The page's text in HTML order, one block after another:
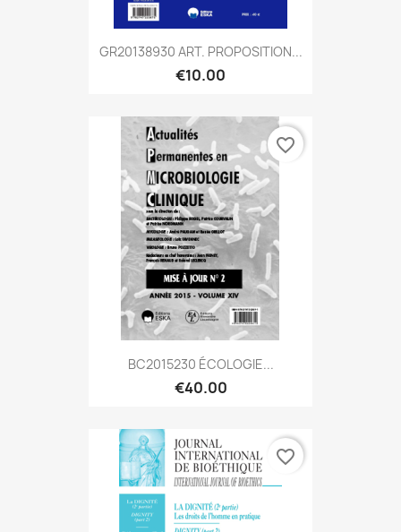
GR20138930 ART. PROPOSITION...
€10.00
BC2015230 ÉCOLOGIE...
€40.00
favorite_border
favorite_border